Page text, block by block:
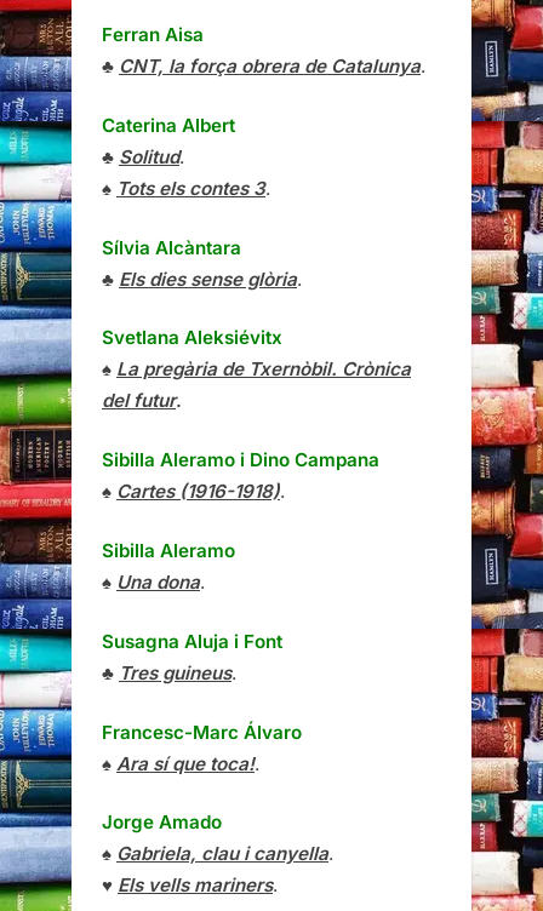
Ferran Aisa
♣ CNT, la força obrera de Catalunya.
Caterina Albert
♣ Solitud.
♠ Tots els contes 3.
Sílvia Alcàntara
♣ Els dies sense glòria.
Svetlana Aleksiévitx
♠ La pregària de Txernòbil. Crònica
del futur.
Sibilla Aleramo i Dino Campana
♠ Cartes (1916-1918).
Sibilla Aleramo
♠ Una dona.
Susagna Aluja i Font
♣ Tres guineus.
Francesc-Marc Álvaro
♠ Ara sí que toca!.
Jorge Amado
♠ Gabriela, clau i canyella.
♥ Els vells mariners.